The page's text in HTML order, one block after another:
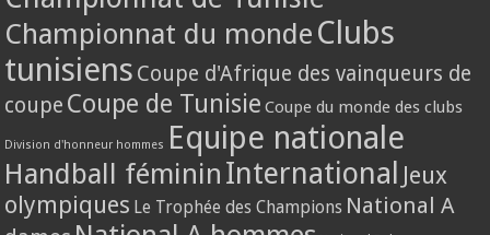
Championnat du monde Clubs
tunisiens Coupe d'Afrique des vainqueurs de
coupe Coupe de Tunisie Coupe du monde des clubs
Division d'honneur hommes Equipe nationale
Handball féminin International Jeux
olympiques Le Trophée des Champions National A